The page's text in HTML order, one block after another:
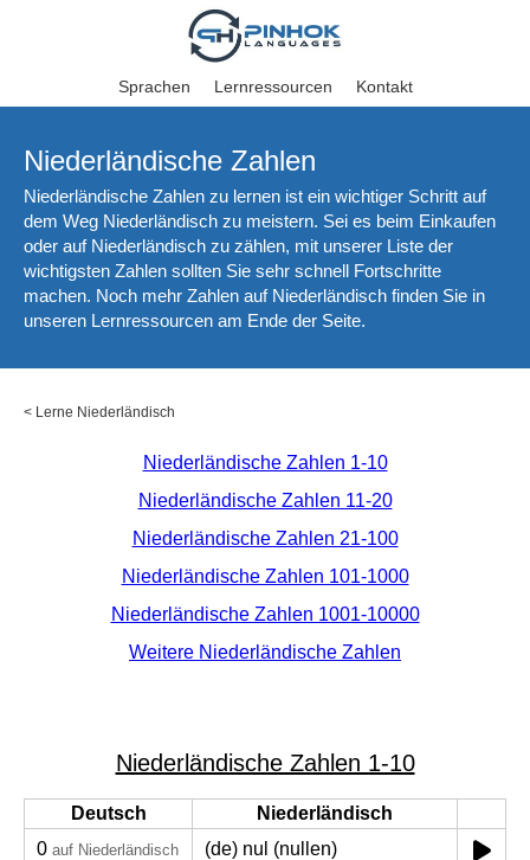
Sprachen Lernressourcen Kontakt
Niederländische Zahlen
Niederländische Zahlen zu lernen ist ein wichtiger Schritt auf
dem Weg Niederländisch zu meistern. Sei es beim Einkaufen
oder auf Niederländisch zu zählen, mit unserer Liste der
wichtigsten Zahlen sollten Sie sehr schnell Fortschritte
machen. Noch mehr Zahlen auf Niederländisch finden Sie in
unseren Lernressourcen am Ende der Seite.
< Lerne Niederländisch
Niederländische Zahlen 1-10
Niederländische Zahlen 11-20
Niederländische Zahlen 21-100
Niederländische Zahlen 101-1000
Niederländische Zahlen 1001-10000
Weitere Niederländische Zahlen
Niederländische Zahlen 1-10
Deutsch
Niederländisch
0 auf Niederländisch (de) nul (nullen)